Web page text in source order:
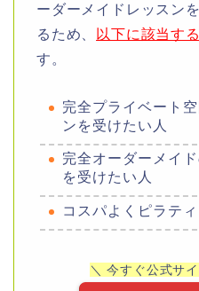
ーダーメイドレッスン
るため、
以下に該当す
す。
完全プライベート
ンを受けたい人
完全オーダーメイ
を受けたい人
コスパよくピラテ
＼ 今すぐ公式サ